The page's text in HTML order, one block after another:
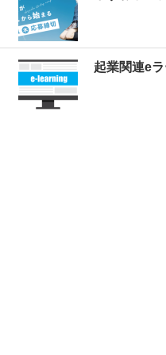
起業関連e